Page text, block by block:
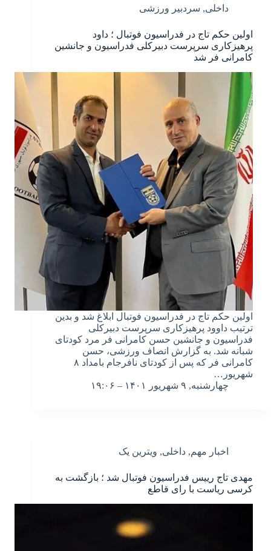
داخلی, سردبیر ورزشی
اولین حکم تاج در فدراسیون فوتبال ؛ داود
پرهیزکاری سرپرست دبیرکلی فدراسیون و جانشین
کامرانی فر شد
اولین حکم تاج در فدراسیون فوتبال ابلاغ شد و بدین
ترتیب داوود پرهیزکاری سرپرست دبیرکلی
فدراسیون و جانشین حسن کامرانی فر مرد کودتای
شبانه شد. به گزارش انصاف ورزشی، حسن
کامرانی فر که پس از کودتای نافرجام بامداد ۸
شهریور…
چهارشنبه, ۹ شهریور ۱۴۰۱ – ۱۹:۰۶
اخبار مهم, داخلی, ویترین یک
مهدی تاج رییس فدراسیون فوتبال شد ؛ بازگشت به
کرسی ریاست با رای قاطع